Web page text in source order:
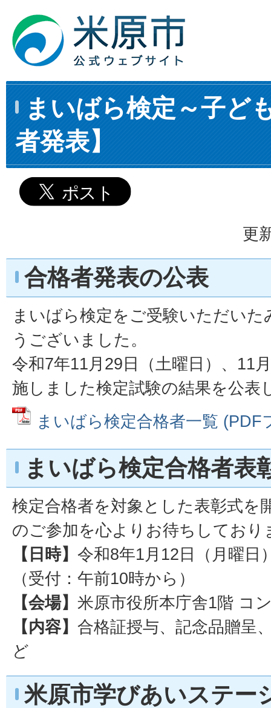
まいばら検定～子ど
者発表】
更
合格者発表の公表
まいばら検定をご受験いただい
うございました。
令和7年11月29日（土曜日）、11
施しました検定試験の結果を公表
まいばら検定合格者一覧 (PDF
まいばら検定合格者表
検定合格者を対象とした表彰式を
のご参加を心よりお待ちしており
【日時】 令和8年1月12日（月曜日
（受付：午前10時から）
【会場】 米原市役所本庁舎1階 コ
【内容】 合格証授与、記念品贈呈
ど
米原市学びあいステー